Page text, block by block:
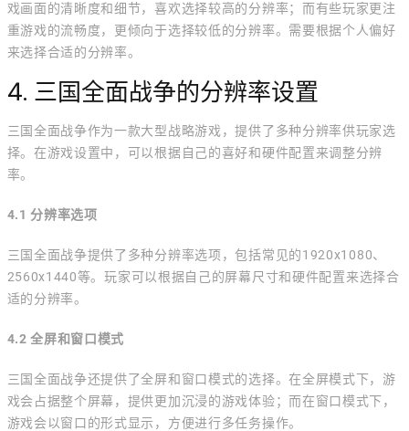
戏画面的清晰度和细节，喜欢选择较高的分辨率；而有些玩家更注
重游戏的流畅度，更倾向于选择较低的分辨率。需要根据个人偏好
来选择合适的分辨率。
4. 三国全面战争的分辨率设置
三国全面战争作为一款大型战略游戏，提供了多种分辨率供玩家选
择。在游戏设置中，可以根据自己的喜好和硬件配置来调整分辨
率。
4.1 分辨率选项
三国全面战争提供了多种分辨率选项，包括常见的1920x1080、
2560x1440等。玩家可以根据自己的屏幕尺寸和硬件配置来选择合
适的分辨率。
4.2 全屏和窗口模式
三国全面战争还提供了全屏和窗口模式的选择。在全屏模式下，游
戏会占据整个屏幕，提供更加沉浸的游戏体验；而在窗口模式下，
游戏会以窗口的形式显示，方便进行多任务操作。